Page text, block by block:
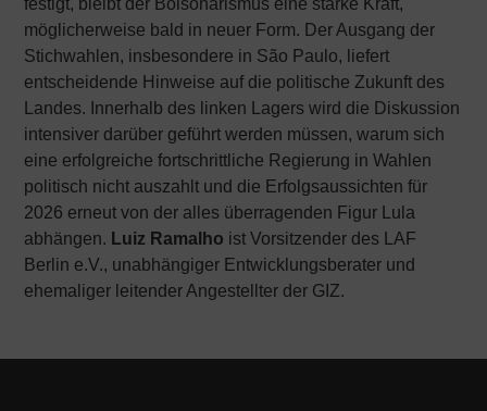
festigt, bleibt der Bolsonarismus eine starke Kraft,
möglicherweise bald in neuer Form. Der Ausgang der
Stichwahlen, insbesondere in São Paulo, liefert
entscheidende Hinweise auf die politische Zukunft des
Landes. Innerhalb des linken Lagers wird die Diskussion
intensiver darüber geführt werden müssen, warum sich
eine erfolgreiche fortschrittliche Regierung in Wahlen
politisch nicht auszahlt und die Erfolgsaussichten für
2026 erneut von der alles überragenden Figur Lula
abhängen. Luiz Ramalho ist Vorsitzender des LAF
Berlin e.V., unabhängiger Entwicklungsberater und
ehemaliger leitender Angestellter der GIZ.